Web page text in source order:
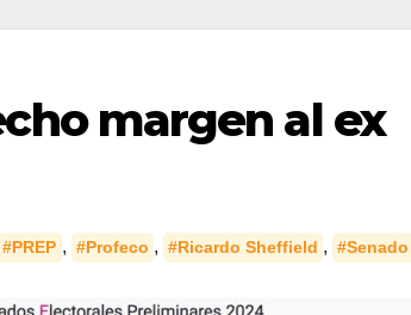
margen al ex
#PREP , #Profeco , #Ricardo Sheffield , #Senado